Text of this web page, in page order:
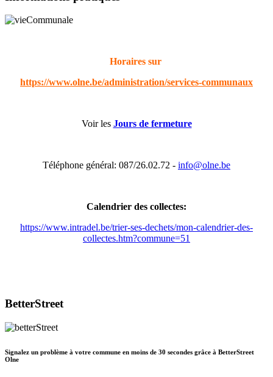
Horaires sur
https://www.olne.be/administration/services-communaux
Voir les Jours de fermeture
Téléphone général: 087/26.02.72 - info@olne.be
Calendrier des collectes:
https://www.intradel.be/trier-ses-dechets/mon-calendrier-des-
collectes.htm?commune=51
BetterStreet
Signalez un problème à votre commune en moins de 30 secondes grâce à BetterStreet
Olne